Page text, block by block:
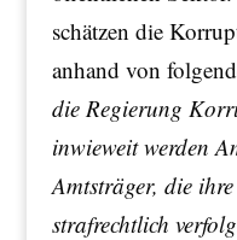
schätzen die
anhand von
die Regierung
inwieweit werden
Amtsträger, die
strafrechtlich